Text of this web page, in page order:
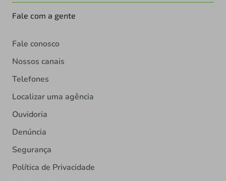
Fale com a gente
Fale conosco
Nossos canais
Telefones
Localizar uma agência
Ouvidoria
Denúncia
Segurança
Política de Privacidade